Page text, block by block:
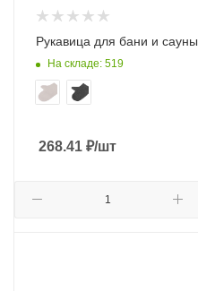
Рукавица для бани и
На складе: 519
268.41 ₽/шт